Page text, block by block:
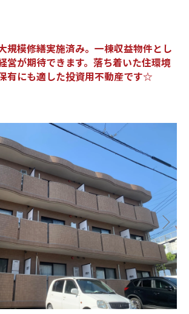
規模修繕実施済み。一棟収益物件とし
営が期待できます。落ち着いた住環境
有にも適した投資用不動産です☆